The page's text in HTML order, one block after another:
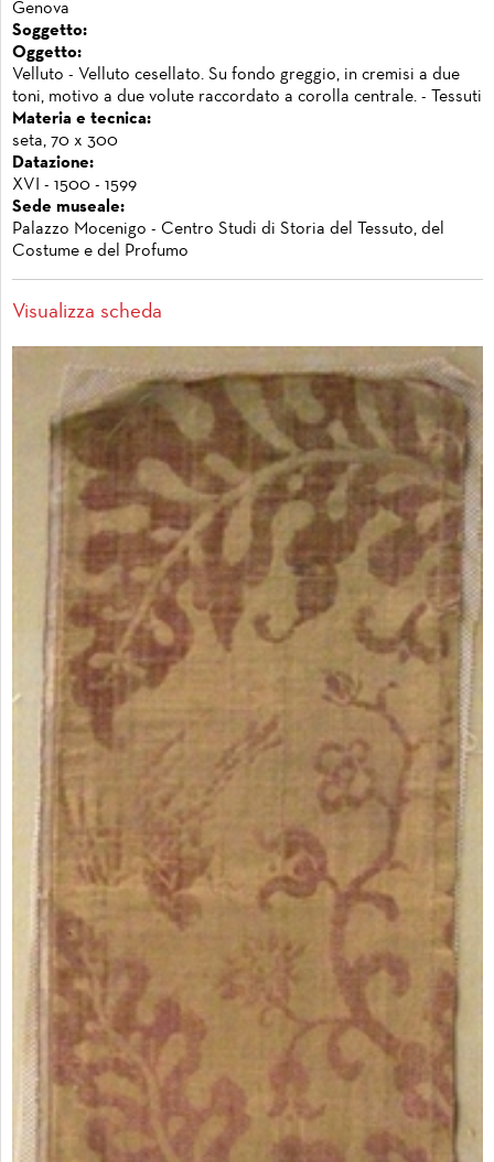
Genova
Soggetto:
Oggetto:
Velluto - Velluto cesellato. Su fondo greggio, in cremisi a due
toni, motivo a due volute raccordato a corolla centrale. - Tessuti
Materia e tecnica:
seta, 70 x 300
Datazione:
XVI - 1500 - 1599
Sede museale:
Palazzo Mocenigo - Centro Studi di Storia del Tessuto, del
Costume e del Profumo
Visualizza scheda